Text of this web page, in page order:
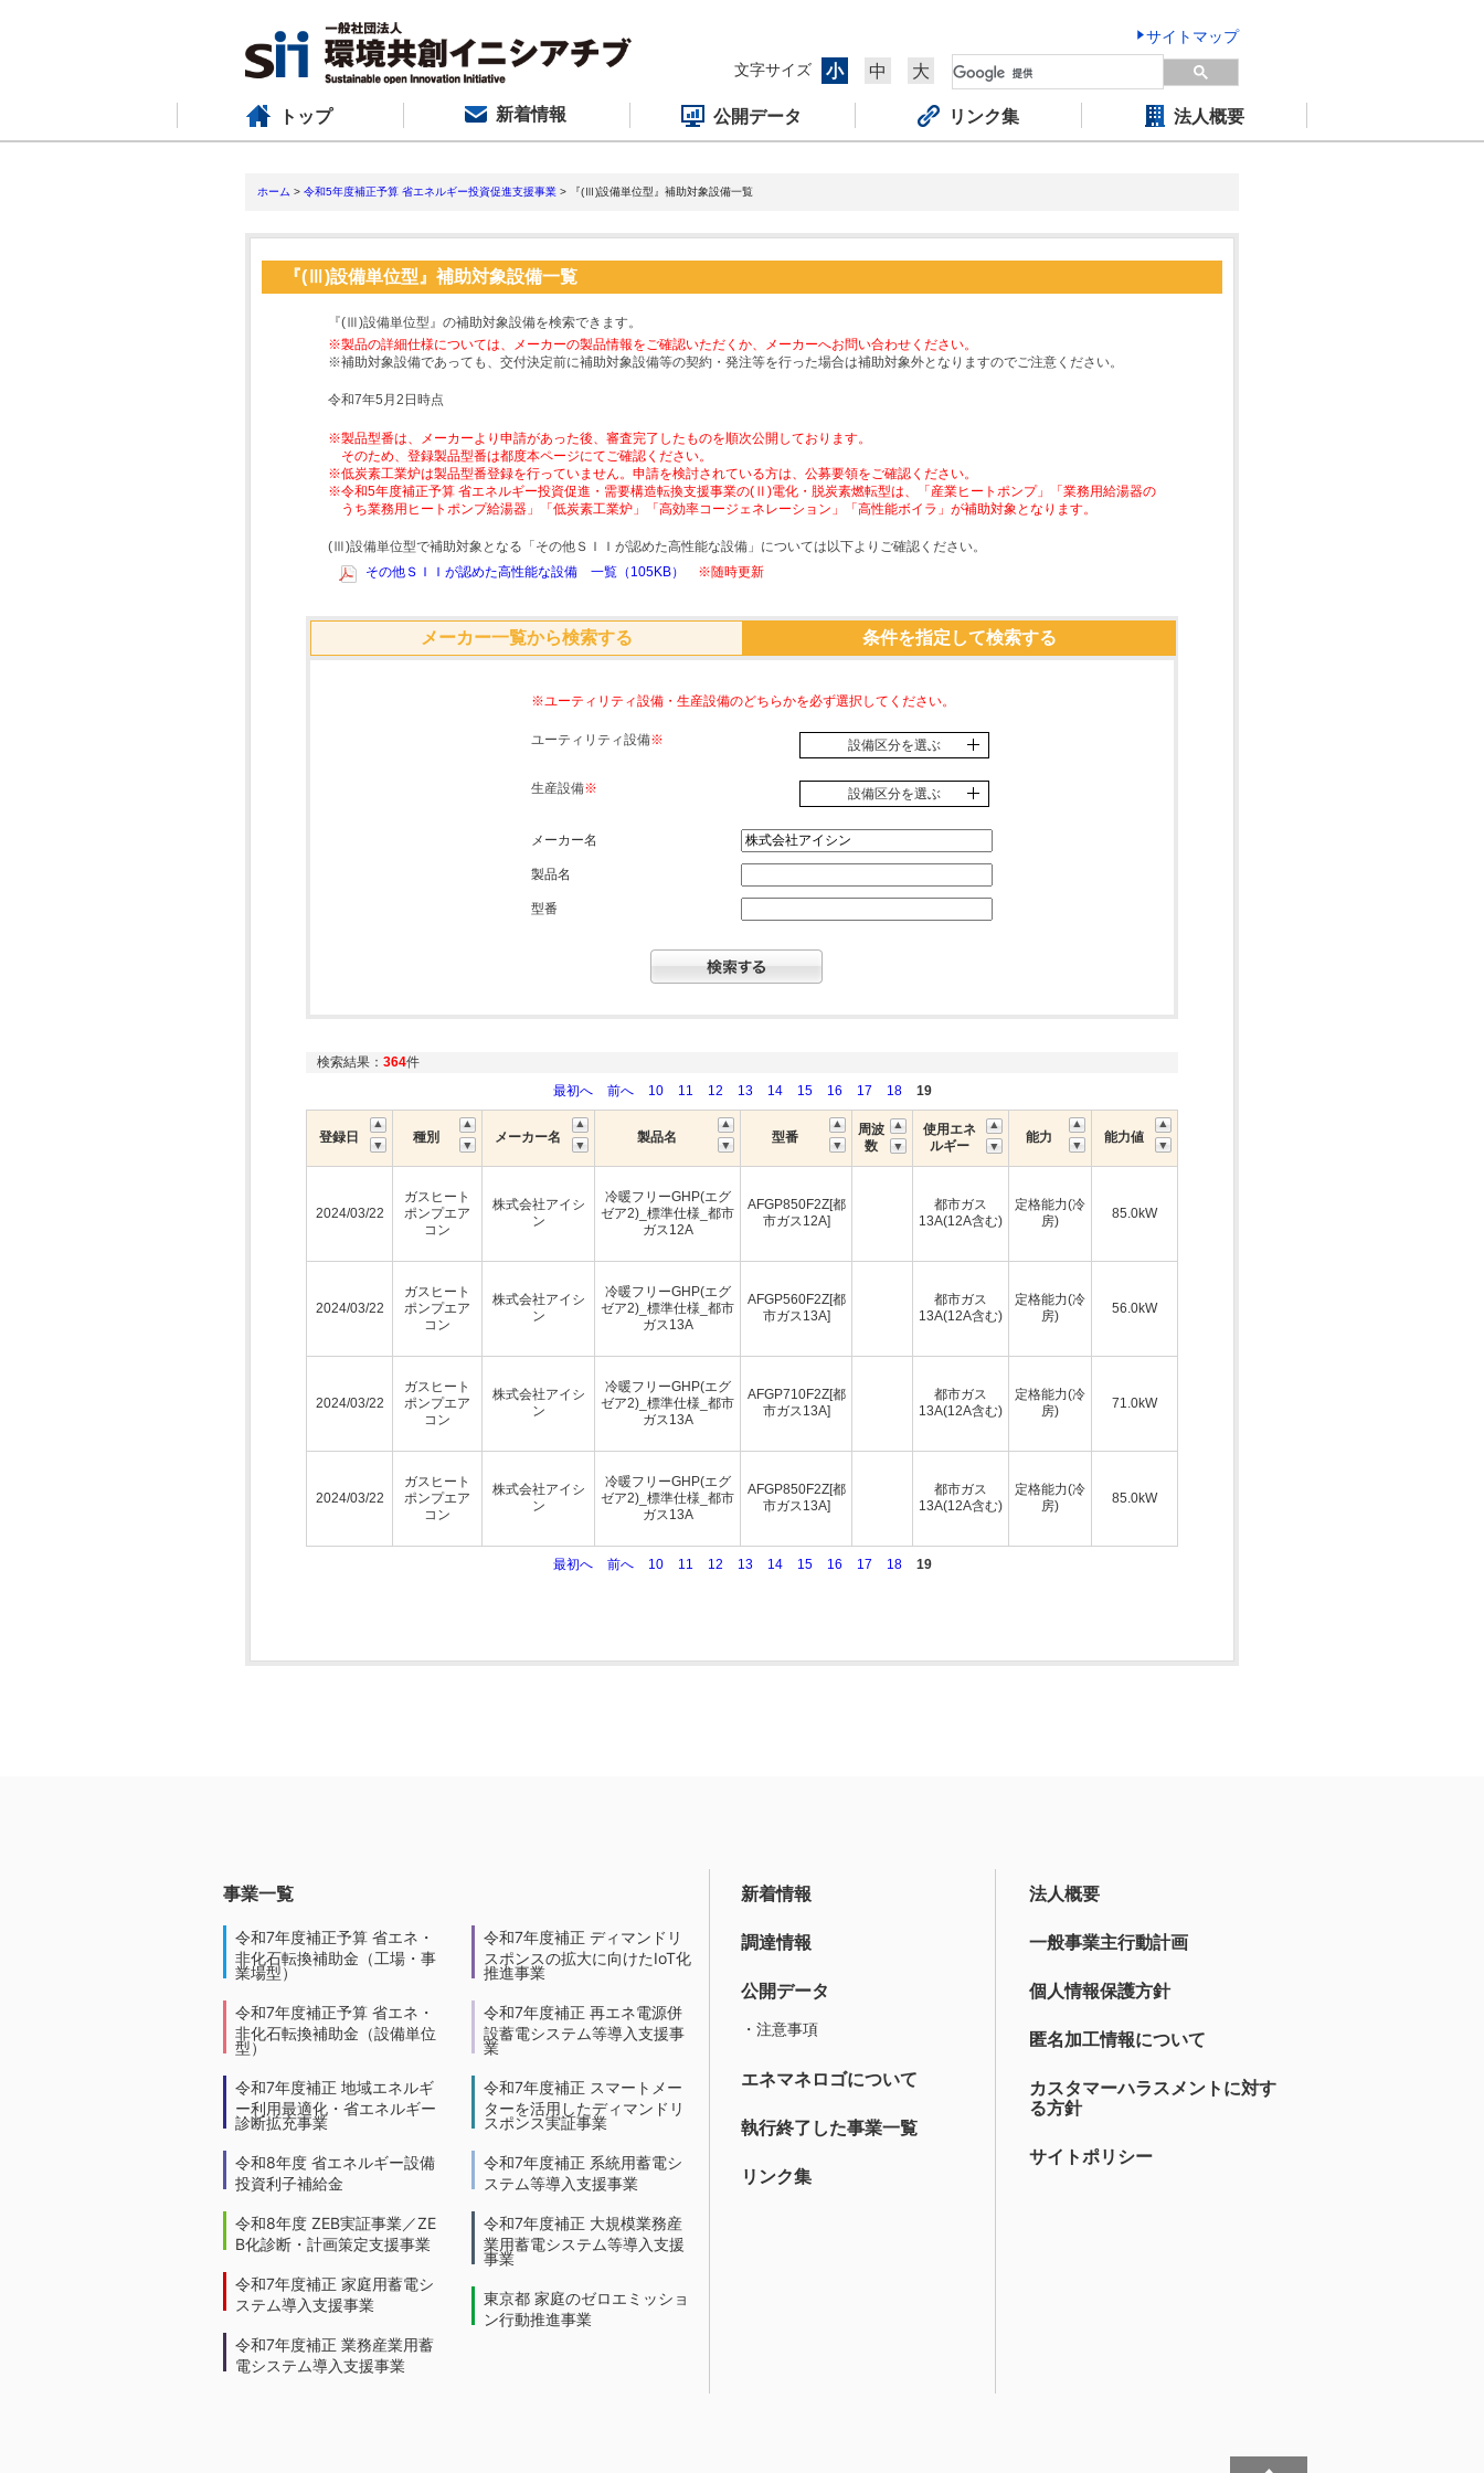
サイトマップ
文字サイズ
小 中 大
トップ 新着情報 公開データ リンク集 法人概要
ホーム > 令和5年度補正予算 省エネルギー投資促進支援事業 > 『(Ⅲ)設備単位型』補助対象設備一覧
『(Ⅲ)設備単位型』補助対象設備一覧
『(Ⅲ)設備単位型』の補助対象設備を検索できます。
※製品の詳細仕様については、メーカーの製品情報をご確認いただくか、メーカーへお問い合わせください。
※補助対象設備であっても、交付決定前に補助対象設備等の契約・発注等を行った場合は補助対象外となりますのでご注意ください。
令和7年5月2日時点
※製品型番は、メーカーより申請があった後、審査完了したものを順次公開しております。
そのため、登録製品型番は都度本ページにてご確認ください。
※低炭素工業炉は製品型番登録を行っていません。申請を検討されている方は、公募要領をご確認ください。
※令和5年度補正予算 省エネルギー投資促進・需要構造転換支援事業の(Ⅱ)電化・脱炭素燃転型は、「産業ヒートポンプ」「業務用給湯器の
うち業務用ヒートポンプ給湯器」「低炭素工業炉」「高効率コージェネレーション」「高性能ボイラ」が補助対象となります。
(Ⅲ)設備単位型で補助対象となる「その他ＳＩＩが認めた高性能な設備」については以下よりご確認ください。
その他ＳＩＩが認めた高性能な設備 一覧（105KB）
※随時更新
メーカー一覧から検索する 条件を指定して検索する
※ユーティリティ設備・生産設備のどちらかを必ず選択してください。
ユーティリティ設備※ 設備区分を選ぶ
生産設備※ 設備区分を選ぶ
メーカー名
製品名
型番
検索結果： 364件
最初へ
前へ 10 11 12 13 14 15 16 17 18 19
登録日 種別 メーカー名 製品名 型番
周波
数
使用エネ
ルギー
能力 能力値
2024/03/22
ガスヒート
ポンプエア
コン
株式会社アイシ
ン
冷暖フリーGHP(エグ
ゼア2)_標準仕様_都市
ガス12A
AFGP850F2Z[都
市ガス12A]
都市ガス
13A(12A含む)
定格能力(冷
房)
85.0kW
2024/03/22
ガスヒート
ポンプエア
コン
株式会社アイシ
ン
冷暖フリーGHP(エグ
ゼア2)_標準仕様_都市
ガス13A
AFGP560F2Z[都
市ガス13A]
都市ガス
13A(12A含む)
定格能力(冷
房)
56.0kW
2024/03/22
ガスヒート
ポンプエア
コン
株式会社アイシ
ン
冷暖フリーGHP(エグ
ゼア2)_標準仕様_都市
ガス13A
AFGP710F2Z[都
市ガス13A]
都市ガス
13A(12A含む)
定格能力(冷
房)
71.0kW
2024/03/22
ガスヒート
ポンプエア
コン
株式会社アイシ
ン
冷暖フリーGHP(エグ
ゼア2)_標準仕様_都市
ガス13A
AFGP850F2Z[都
市ガス13A]
都市ガス
13A(12A含む)
定格能力(冷
房)
85.0kW
最初へ 前へ 10 11 12 13 14 15 16 17 18 19
事業一覧
令和7年度補正予算 省エネ・
非化石転換補助金（工場・事
業場型）
令和7年度補正予算 省エネ・
非化石転換補助金（設備単位
型）
令和7年度補正 地域エネルギ
ー利用最適化・省エネルギー
診断拡充事業
令和8年度 省エネルギー設備
投資利子補給金
令和8年度 ZEB実証事業／ZE
B化診断・計画策定支援事業
令和7年度補正 家庭用蓄電シ
ステム導入支援事業
令和7年度補正 業務産業用蓄
電システム導入支援事業
令和7年度補正 ディマンドリ
スポンスの拡大に向けたIoT化
推進事業
令和7年度補正 再エネ電源併
設蓄電システム等導入支援事
業
令和7年度補正 スマートメー
ターを活用したディマンドリ
スポンス実証事業
令和7年度補正 系統用蓄電シ
ステム等導入支援事業
令和7年度補正 大規模業務産
業用蓄電システム等導入支援
事業
東京都 家庭のゼロエミッショ
ン行動推進事業
新着情報
調達情報
公開データ
・注意事項
エネマネロゴについて
執行終了した事業一覧
リンク集
法人概要
一般事業主行動計画
個人情報保護方針
匿名加工情報について
カスタマーハラスメントに対す
る方針
サイトポリシー